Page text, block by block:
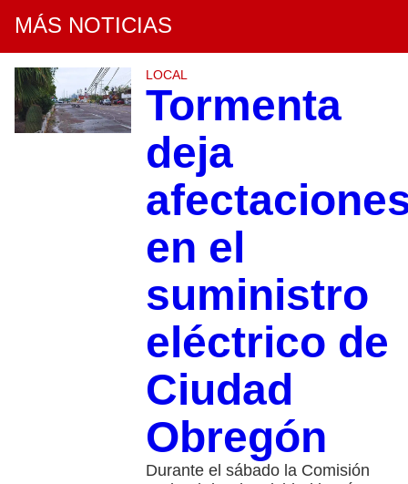
MÁS NOTICIAS
LOCAL
Tormenta
deja
en el
suministro
eléctrico de
Ciudad
Obregón
Durante el sábado la Comisión